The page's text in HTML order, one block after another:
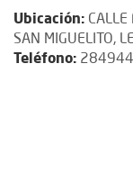
Ubicación: CALLE
SAN MIGUELITO,
Teléfono: